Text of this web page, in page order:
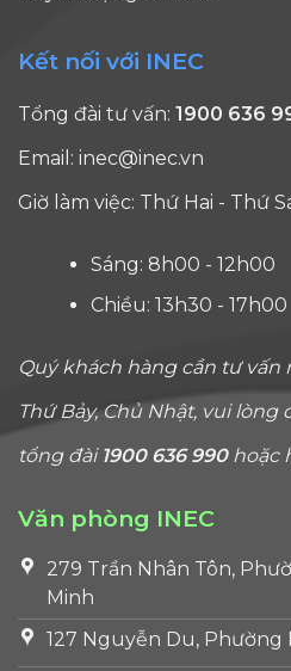
Kết nối với INEC
Tổng đài tư vấn: 1900 636
Email: inec@inec.vn
Giờ làm việc: Thứ Hai - Thứ
Sáng: 8h00 - 12h00
Chiều: 13h30 - 17h00
Quý khách hàng cần tư vấn
Thứ Bảy, Chủ Nhật, vui
tổng đài 1900 636 990hoặc
Văn phòng INEC
279 Trần Nhân Tôn,
Minh
127 Nguyễn Du, Phường